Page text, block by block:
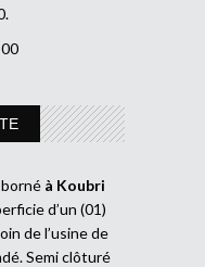
à Koubri
d’un (01)
de l’usine de
Semi clôturé